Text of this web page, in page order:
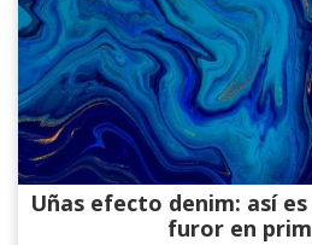
Uñas efecto denim: así
furor en